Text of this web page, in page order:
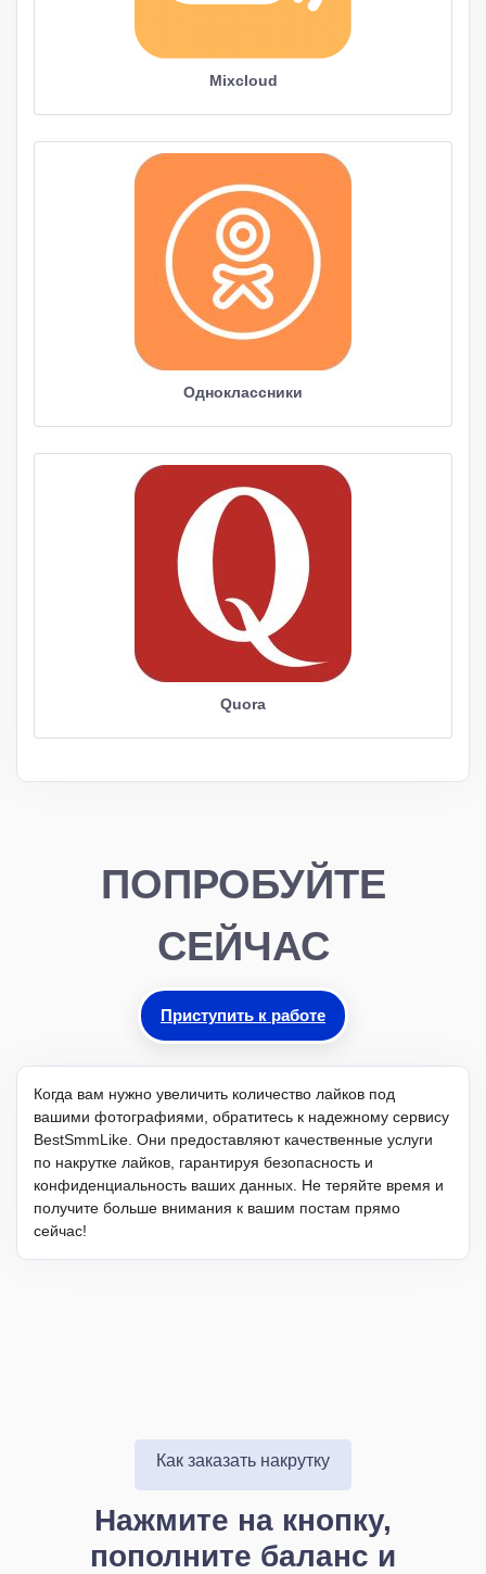
Mixcloud
Одноклассники
Quora
ПОПРОБУЙТЕ
СЕЙЧАС
Приступить к работе
Когда вам нужно увеличить количество лайков под
вашими фотографиями, обратитесь к надежному сервису
BestSmmLike. Они предоставляют качественные услуги
по накрутке лайков, гарантируя безопасность и
конфиденциальность ваших данных. Не теряйте время и
получите больше внимания к вашим постам прямо
сейчас!
Как заказать накрутку
Нажмите на кнопку,
пополните баланс и